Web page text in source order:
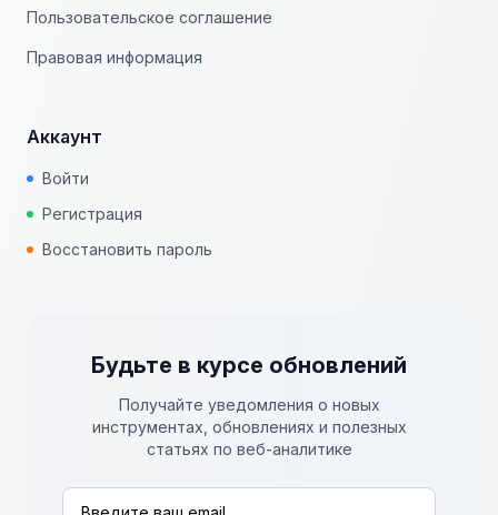
Пользовательское соглашение
Правовая информация
Аккаунт
Войти
Регистрация
Восстановить пароль
Будьте в курсе обновлений
Получайте уведомления о новых
инструментах, обновлениях и полезных
статьях по веб-аналитике